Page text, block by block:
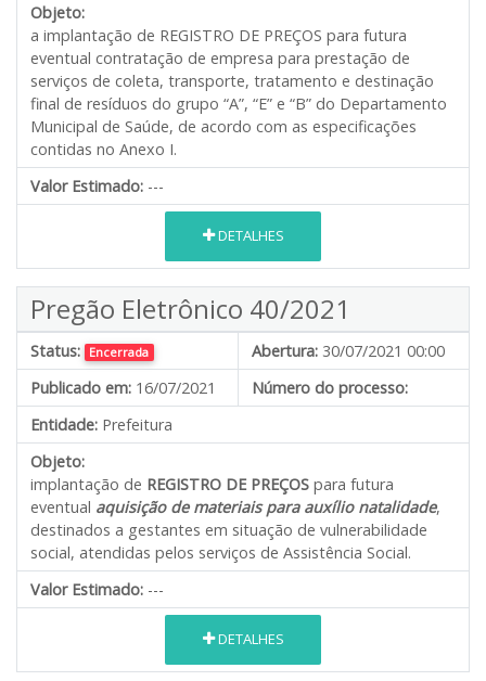
Objeto:
a implantação de REGISTRO DE PREÇOS para futura
eventual contratação de empresa para prestação de
serviços de coleta, transporte, tratamento e destinação
final de resíduos do grupo “A”, “E” e “B” do Departamento
Municipal de Saúde, de acordo com as especificações
contidas no Anexo I.
Valor Estimado: ---
DETALHES
Pregão Eletrônico 40/2021
Status: Encerrada Abertura: 30/07/2021 00:00
Publicado em: 16/07/2021
Número do processo:
Entidade: Prefeitura
Objeto:
implantação de REGISTRO DE PREÇOS para futura
eventual aquisição de materiais para auxílio natalidade,
destinados a gestantes em situação de vulnerabilidade
social, atendidas pelos serviços de Assistência Social.
Valor Estimado: ---
DETALHES